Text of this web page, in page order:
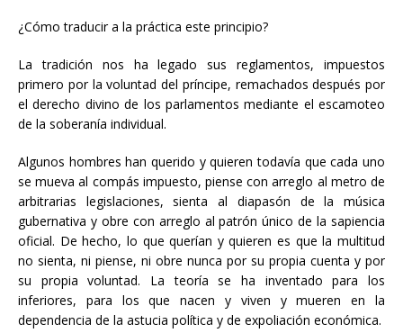
¿Cómo traducir a la práctica este principio?
La tradición nos ha legado sus reglamentos, impuestos
primero por la voluntad del príncipe, remachados después por
el derecho divino de los parlamentos mediante el escamoteo
de la soberanía individual.
Algunos hombres han querido y quieren todavía que cada uno
se mueva al compás impuesto, piense con arreglo al metro de
arbitrarias legislaciones, sienta al diapasón de la música
gubernativa y obre con arreglo al patrón único de la sapiencia
oficial. De hecho, lo que querían y quieren es que la multitud
no sienta, ni piense, ni obre nunca por su propia cuenta y por
su propia voluntad. La teoría se ha inventado para los
inferiores, para los que nacen y viven y mueren en la
dependencia de la astucia política y de expoliación económica.